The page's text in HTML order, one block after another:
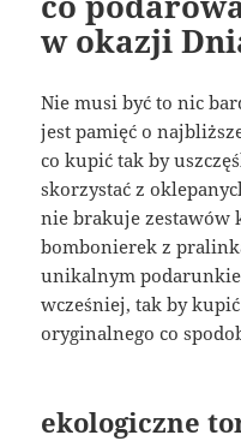
w okazji
Nie musi być to nic
jest pamięć o
co kupić tak by
skorzystać z
nie brakuje zestawów
bombonierek z
unikalnym
wcześniej, tak by
oryginalnego co
ekologiczne